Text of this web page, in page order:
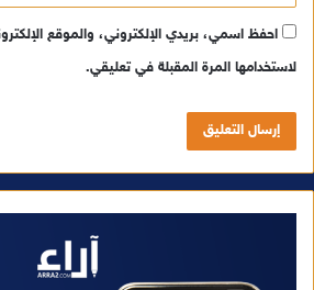
احفظ اسمي، بريدي الإلكتروني، والموقع
لاستخدامها المرة المقبلة في تعليقي.